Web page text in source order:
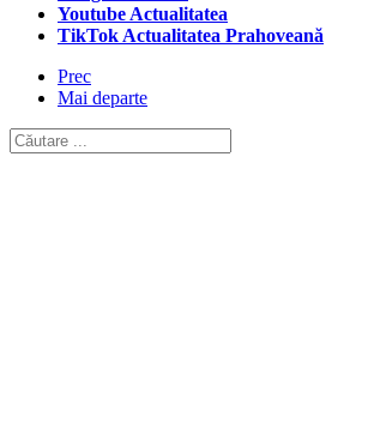
Youtube Actualitatea
TikTok Actualitatea Prahoveană
Prec
Mai departe